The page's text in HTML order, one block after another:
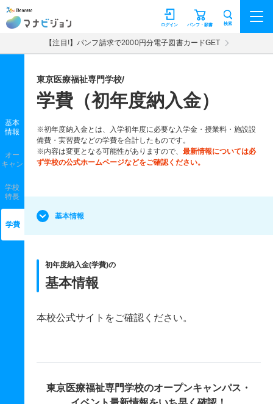
マナビジョン パンフ・願書
ログイン 検索
【注目!】パンフ請求で2000円分電子図書カードGET
東京医療福祉専門学校/
学費（初年度納入金）
※初年度納入金とは、入学初年度に必要な入学金・授業料・施設設
備費・実習費などの学費を合計したものです。
※内容は変更となる可能性がありますので、 最新情報については必
ず学校の公式ホームページなどをご確認ください。
基本
情報
オー
キャン
学校
特長
学費
基本情報
初年度納入金(学費)の
基本情報
本校公式サイトをご確認ください。
東京医療福祉専門学校のオープンキャンパス・